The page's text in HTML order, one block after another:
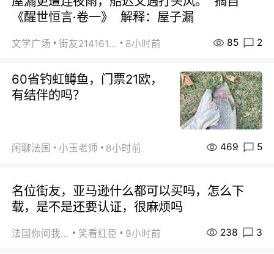
《醒世恒言·卷一》 解释：屋子漏
文学广场 街友21416156 8小时前 85 2
60省钓虹鳟鱼，门票21欧，
有结伴的吗？
闲聊法国 小玉老师 8小时前 469 5
名位街友，亚马逊什么都可以买吗，怎么下
载，是不是还要认证，很麻烦吗
法国你问我答 笑看红臣 9小时前 238 3